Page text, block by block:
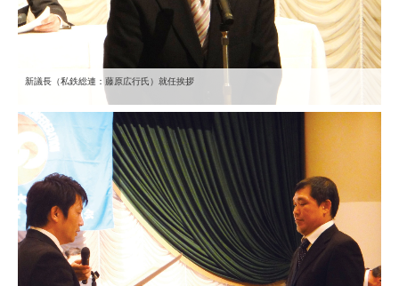
新議長（私鉄総連：藤原広行氏）就任挨拶